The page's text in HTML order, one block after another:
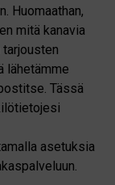
Huomaathan,
mitä kanavia
lähetämme
Tässä
asetuksia